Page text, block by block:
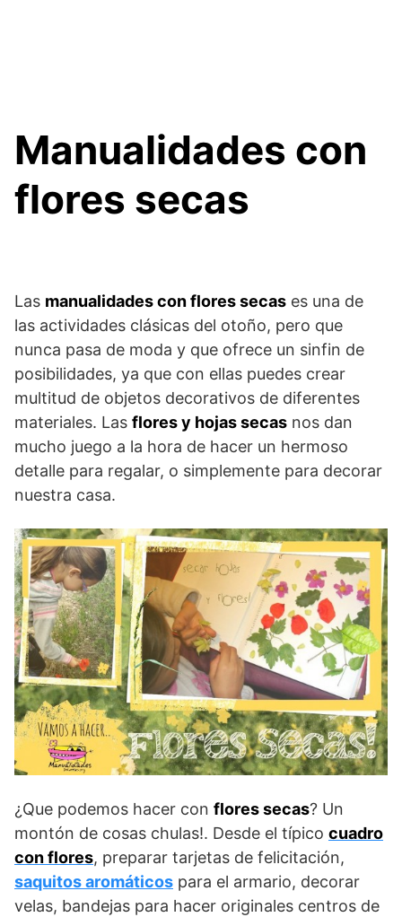
Manualidades con
flores secas
Las manualidades con flores secas es una de
las actividades clásicas del otoño, pero que
nunca pasa de moda y que ofrece un sinfin de
posibilidades, ya que con ellas puedes crear
multitud de objetos decorativos de diferentes
materiales. Las flores y hojas secas nos dan
mucho juego a la hora de hacer un hermoso
detalle para regalar, o simplemente para decorar
nuestra casa.
¿Que podemos hacer con flores secas? Un
montón de cosas chulas!. Desde el típico cuadro
con flores, preparar tarjetas de felicitación,
saquitos aromáticos para el armario, decorar
velas, bandejas para hacer originales centros de